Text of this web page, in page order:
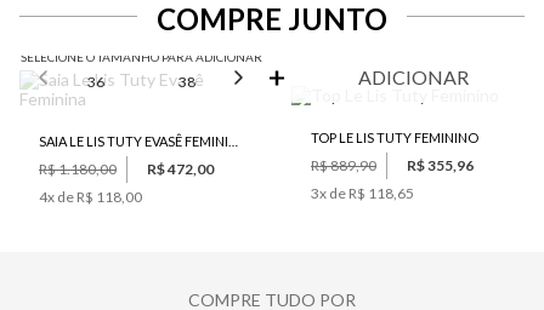
COMPRE JUNTO
SELECIONE O TAMANHO PARA ADICIONAR
36 38 40 42 44
R$ 1.180,00
R$ 472,00
4x de R$ 118,00
ADICIONAR
TOP LE LIS TUTY FEMININO
R$ 889,90
R$ 355,96
3x de R$ 118,65
COMPRE TUDO POR